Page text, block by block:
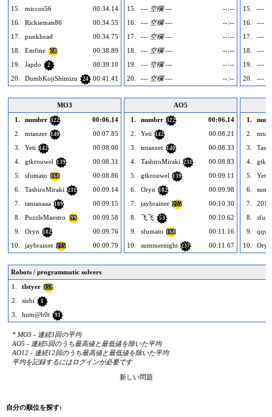
15.
miccos56
00:34.14
16.
Rickieman86
00:34.55
17.
punkhead
00:34.75
18.
Emfine 78
00:38.89
19.
Japdo 2
00:39.10
20.
DumbKojiShimizu 24 00:41.41
15.
--- 空欄 ---
--:--
16.
--- 空欄 ---
--:--
17.
--- 空欄 ---
--:--
18.
--- 空欄 ---
--:--
19.
--- 空欄 ---
--:--
20.
--- 空欄 --- --:--
15.
---
16.
---
17.
---
18.
---
19.
---
20.
---
MO3
1.
numbrr 322
00:06.14
2.
mtanzer 140
00:07.85
3.
Yeti 142
00:08.00
4.
gtkrouwel 139
00:08.31
5.
sfumato 168
00:08.86
6.
TashiroMiraki 231
00:09.14
7.
tantanaaa 109
00:09.15
8.
PuzzleMaestro 99
00:09.58
9.
Oryn 182
00:09.76
10.
jaybrainer 275 00:09.79
AO5
1.
numbrr 322
00:06.14
2.
Yeti 142
00:08.21
3.
mtanzer 140
00:08.33
4.
TashiroMiraki 231
00:08.83
5.
gtkrouwel 139
00:09.11
6.
Oryn 182
00:09.98
7.
jaybrainer 275
00:10.30
8.
飞飞 53
00:10.62
9.
sfumato 168
00:11.16
10.
summernight 237 00:11.67
1.
2.
3.
4.
5.
Yeti
6.
7.
8.
9.
10.
Oryn
Robots / programmatic solvers
1.
tlstyer 151
2. siebi 1
3. hum@b0t 91
* MO3 - 連続3回の平均
AO5 - 連続5回のうち最高値と最低値を除いた平均
AO12 - 連続12回のうち最高値と最低値を除いた平均
平均を記録するにはログインが必要です
新しい問題
自分の順位を探す: